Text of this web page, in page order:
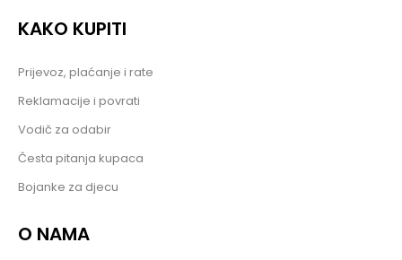
KAKO KUPITI
Prijevoz, plaćanje i rate
Reklamacije i povrati
Vodič za odabir
Česta pitanja kupaca
Bojanke za djecu
O NAMA